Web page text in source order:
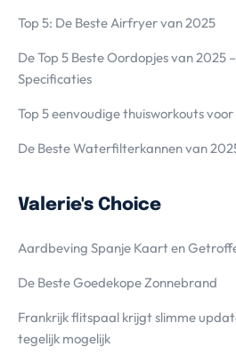
Top 5: De Beste Airfryer van 2025
De Top 5 Beste Oordopjes van 2025
Specificaties
Top 5 eenvoudige thuisworkouts
De Beste Waterfilterkannen van
Valerie's Choice
Aardbeving Spanje Kaart en
De Beste Goedekope Zonnebrand
Frankrijk flitspaal krijgt slimme
tegelijk mogelijk